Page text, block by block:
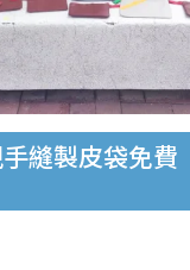
縫製皮袋免費